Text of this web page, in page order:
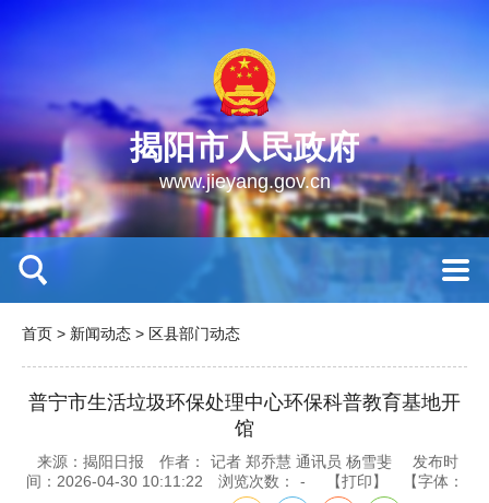
揭阳市人民政府
www.jieyang.gov.cn
首页 > 新闻动态 > 区县部门动态
普宁市生活垃圾环保处理中心环保科普教育基地开
馆
来源：揭阳日报 作者： 记者 郑乔慧 通讯员 杨雪斐
发布时
间：2026-04-30 10:11:22
浏览次数： - 【打印】 【字体：